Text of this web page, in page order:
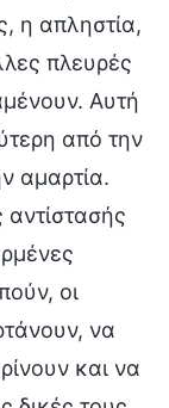
η απληστία,
πλευρές
Αυτή
από την
αμαρτία.
αντίστασής
οι
να
και να